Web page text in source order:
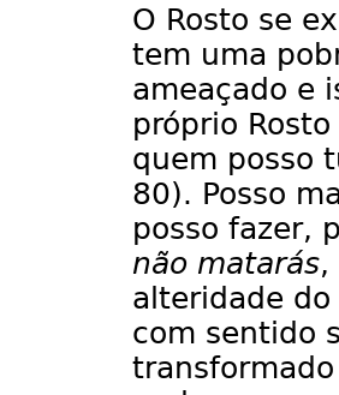
O Rosto se
tem uma
ameaçado e
próprio
quem posso
80). Posso
posso fazer,
não matarás,
alteridade do
com sentido